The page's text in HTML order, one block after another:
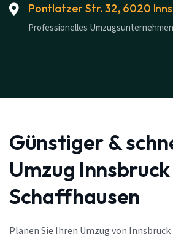
Pontlatzer Str. 32, 6020
Professionelles
Günstiger &
Umzug Innsbruck
Schaffhausen
Planen Sie Ihren Umzug von Innsbruck